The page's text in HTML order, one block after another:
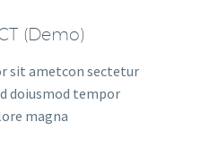
(Demo)
sit ametcon sectetur
doiusmod tempor
magna